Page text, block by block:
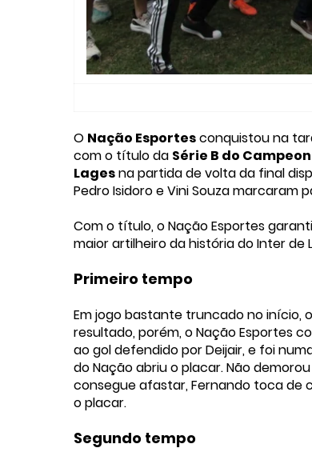
O Nação Esportesconquistou na
com o título da Série B do
Lagesna partida de volta da final
Pedro Isidoro e Vini Souza marcaram
Com o título, o Nação Esportes
maior artilheiro da história do Inter de
Primeiro tempo
Em jogo bastante truncado no início,
resultado, porém, o Nação Esportes
ao gol defendido por Deijair, e foi
do Nação abriu o placar. Não
consegue afastar, Fernando toca de
o placar.
Segundo tempo